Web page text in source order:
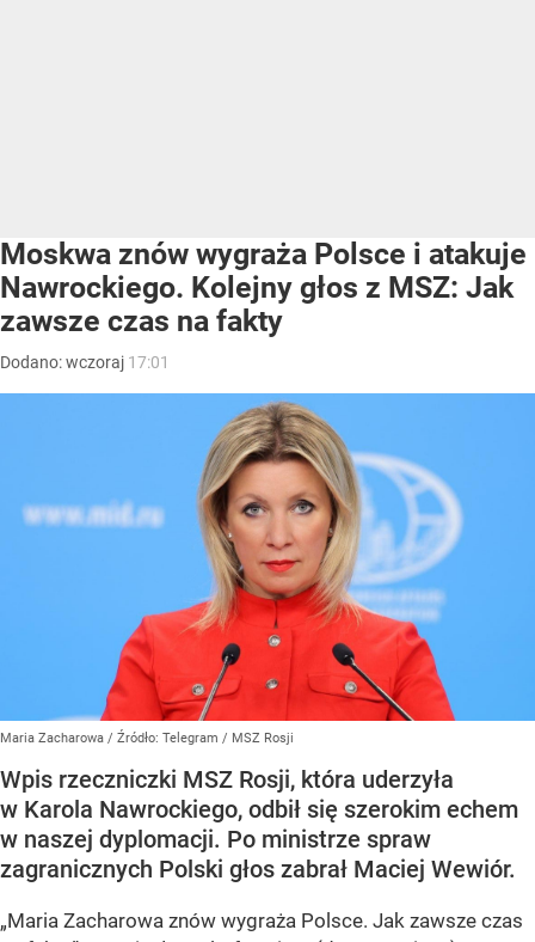
Moskwa znów wygraża Polsce i atakuje
Nawrockiego. Kolejny głos z MSZ: Jak
zawsze czas na fakty
Dodano:wczoraj 17:01
Maria Zacharowa / Źródło: Telegram / MSZ Rosji
Wpis rzeczniczki MSZ Rosji, która uderzyła
w Karola Nawrockiego, odbił się szerokim echem
w naszej dyplomacji. Po ministrze spraw
zagranicznych Polski głos zabrał Maciej Wewiór.
„Maria Zacharowa znów wygraża Polsce. Jak zawsze czas